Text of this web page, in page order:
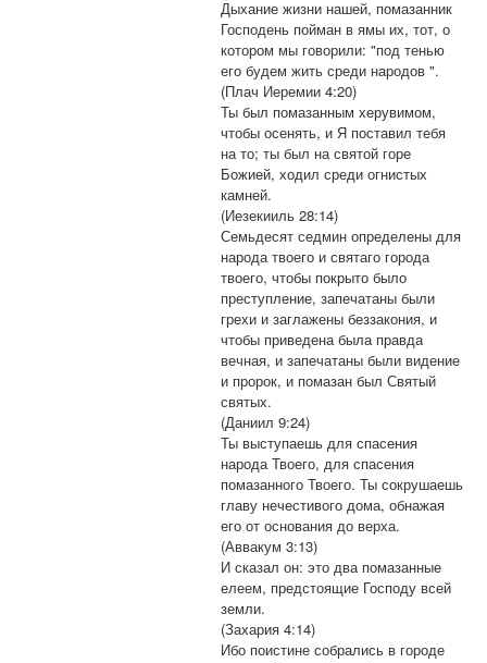
Дыхание жизни нашей, помазанник
Господень пойман в ямы их, тот, о
котором мы говорили: "под тенью
его будем жить среди народов ".
(Плач Иеремии 4:20)
Ты был помазанным херувимом,
чтобы осенять, и Я поставил тебя
на то; ты был на святой горе
Божией, ходил среди огнистых
камней.
(Иезекииль 28:14)
Семьдесят седмин определены для
народа твоего и святаго города
твоего, чтобы покрыто было
преступление, запечатаны были
грехи и заглажены беззакония, и
чтобы приведена была правда
вечная, и запечатаны были видение
и пророк, и помазан был Святый
святых.
(Даниил 9:24)
Ты выступаешь для спасения
народа Твоего, для спасения
помазанного Твоего. Ты сокрушаешь
главу нечестивого дома, обнажая
его от основания до верха.
(Аввакум 3:13)
И сказал он: это два помазанные
елеем, предстоящие Господу всей
земли.
(Захария 4:14)
Ибо поистине собрались в городе